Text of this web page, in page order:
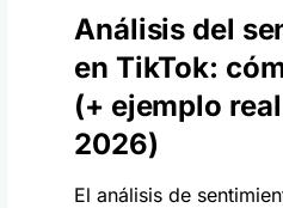
Análisis del
en TikTok:
(+ ejemplo
2026)
El análisis de